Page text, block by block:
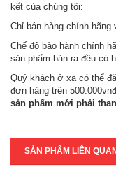
kết của chúng tôi:
Chỉ bán hàng chính hãng
Chế độ bảo hành chính
sản phẩm bán ra đều có
Quý khách ở xa có thể
đơn hàng trên
sản phẩm mới phải
SẢN PHẨM LIÊN